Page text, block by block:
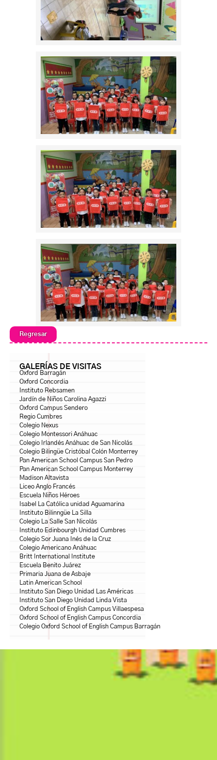
Regresar
GALERÍAS DE VISITAS
Oxford Barragán
Oxford Concordia
Instituto Rebsamen
Jardín de Niños Carolina Agazzi
Oxford Campus Sendero
Regio Cumbres
Colegio Nexus
Colegio Montessori Anáhuac
Colegio Irlandés Anáhuac de San Nicolás
Colegio Bilingüe Cristóbal Colón Monterrey
Pan American School Campus San Pedro
Pan American School Campus Monterrey
Madison Altavista
Liceo Anglo Francés
Escuela Niños Héroes
Isabel La Católica unidad Aguamarina
Instituto Bilinngüe La Silla
Colegio La Salle San Nicolás
Instituto Edinbourgh Unidad Cumbres
Colegio Sor Juana Inés de la Cruz
Colegio Americano Anáhuac
Britt International Institute
Escuela Benito Juárez
Primaria Juana de Asbaje
Latin American School
Instituto San Diego Unidad Las Américas
Instituto San Diego Unidad Linda Vista
Oxford School of English Campus Villaespesa
Oxford School of English Campus Concordia
Colegio Oxford School of English Campus Barragán